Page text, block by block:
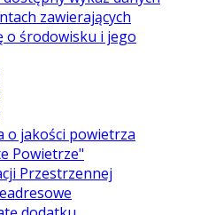
zawierających
o środowisku i jego
o jakości powietrza
Powietrze"
Przestrzennej